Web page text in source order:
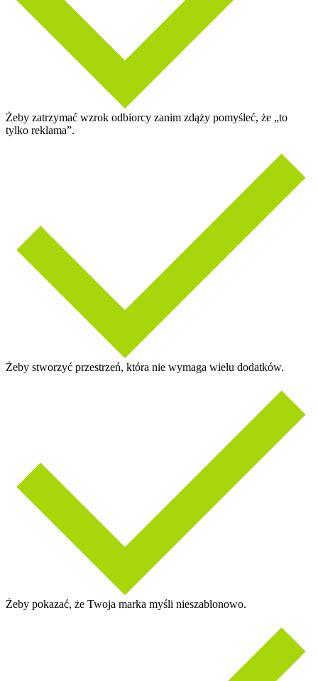
Żeby zatrzymać wzrok odbiorcy zanim zdąży pomyśleć, że „to
tylko reklama”.
Żeby stworzyć przestrzeń, która nie wymaga wielu dodatków.
Żeby pokazać, że Twoja marka myśli nieszablonowo.